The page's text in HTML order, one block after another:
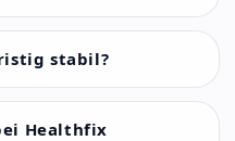
stabil?
Healthfix